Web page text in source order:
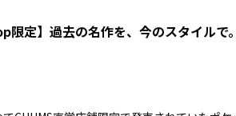
限定】過去の名作を、今のスタイルで